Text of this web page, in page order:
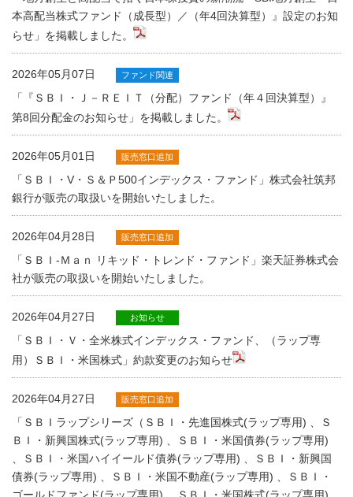
本高配当株式ファンド（成長型）／（年4回決算型）』設定のお知
らせ」を掲載しました。
2026年05月07日 ファンド関連
「『ＳＢＩ・Ｊ－ＲＥＩＴ（分配）ファンド（年４回決算型）』
第8回分配金のお知らせ」を掲載しました。
2026年05月01日 販売窓口追加
「ＳＢＩ・V・Ｓ＆Ｐ500インデックス・ファンド」株式会社筑邦
銀行が販売の取扱いを開始いたしました。
2026年04月28日 販売窓口追加
「ＳＢＩ-Ｍａｎ リキッド・トレンド・ファンド」楽天証券株式会
社が販売の取扱いを開始いたしました。
2026年04月27日 お知らせ
「ＳＢＩ・Ｖ・全米株式インデックス・ファンド、（ラップ専
用）ＳＢＩ・米国株式」約款変更のお知らせ
2026年04月27日 販売窓口追加
「ＳＢＩラップシリーズ（ＳＢＩ・先進国株式(ラップ専用) 、Ｓ
ＢＩ・新興国株式(ラップ専用) 、ＳＢＩ・米国債券(ラップ専用)
、ＳＢＩ・米国ハイイールド債券(ラップ専用) 、ＳＢＩ・新興国
債券(ラップ専用) 、ＳＢＩ・米国不動産(ラップ専用) 、ＳＢＩ・